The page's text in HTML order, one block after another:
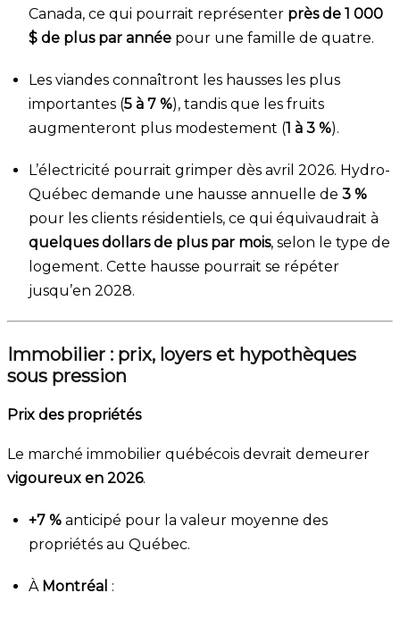
Canada, ce qui pourrait représenter près de 1 000
$ de plus par année pour une famille de quatre.
Les viandes connaîtront les hausses les plus
importantes (5 à 7 %), tandis que les fruits
augmenteront plus modestement (1 à 3 %).
L’électricité pourrait grimper dès avril 2026. Hydro-
Québec demande une hausse annuelle de 3 %
pour les clients résidentiels, ce qui équivaudrait à
quelques dollars de plus par mois, selon le type de
logement. Cette hausse pourrait se répéter
jusqu’en 2028.
Immobilier : prix, loyers et hypothèques
sous pression
Prix des propriétés
Le marché immobilier québécois devrait demeurer
vigoureux en 2026.
+7 % anticipé pour la valeur moyenne des
propriétés au Québec.
À Montréal :